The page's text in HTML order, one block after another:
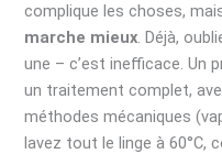
complique les choses,
marche mieux. Déjà,
une – c’est inefficace. Un
un traitement complet,
méthodes mécaniques
lavez tout le linge à 60°C,